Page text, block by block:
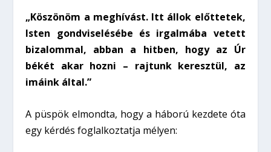
„Köszönöm a meghívást. Itt állok előttetek,
Isten gondviselésébe és irgalmába vetett
bizalommal, abban a hitben, hogy az Úr
békét akar hozni – rajtunk keresztül, az
imáink által.”
A püspök elmondta, hogy a háború kezdete óta
egy kérdés foglalkoztatja mélyen: